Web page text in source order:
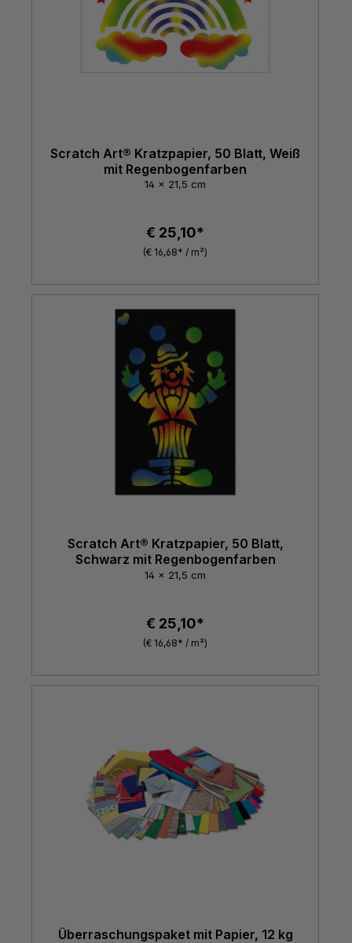
Scratch Art® Kratzpapier, 50 Blatt, Weiß
mit Regenbogenfarben
14 x 21,5 cm
€ 25,10*
(€ 16,68* / m²)
Scratch Art® Kratzpapier, 50 Blatt,
Schwarz mit Regenbogenfarben
14 x 21,5 cm
€ 25,10*
(€ 16,68* / m²)
Überraschungspaket mit Papier, 12 kg